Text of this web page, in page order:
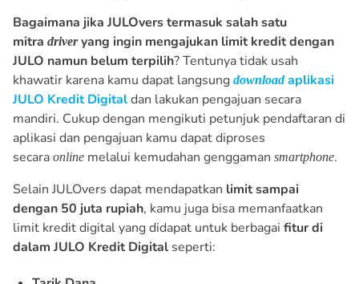
Bagaimana jika JULOvers termasuk salah satu
mitra driver yang ingin mengajukan limit kredit dengan
JULO namun belum terpilih? Tentunya tidak usah
khawatir karena kamu dapat langsung download aplikasi
JULO Kredit Digitaldan lakukan pengajuan secara
mandiri. Cukup dengan mengikuti petunjuk pendaftaran di
aplikasi dan pengajuan kamu dapat diproses
secara online melalui kemudahan genggaman smartphone.
Selain JULOvers dapat mendapatkan limit sampai
dengan 50 juta rupiah, kamu juga bisa memanfaatkan
limit kredit digital yang didapat untuk berbagai fitur di
dalam JULO Kredit Digital seperti: